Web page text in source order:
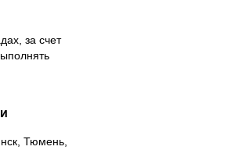
за счет
Тюмень,